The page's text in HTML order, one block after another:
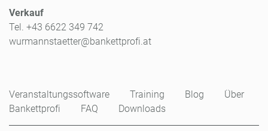
Verkauf
Tel. +43 6622 349 742
wurmannstaetter@bankettprofi.at
Veranstaltungssoftware Training Blog
Über
Bankettprofi
FAQ Downloads